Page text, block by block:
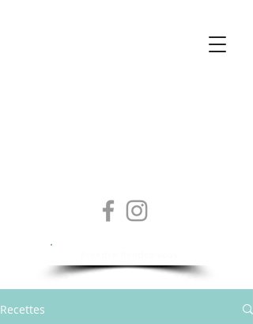
Recettes